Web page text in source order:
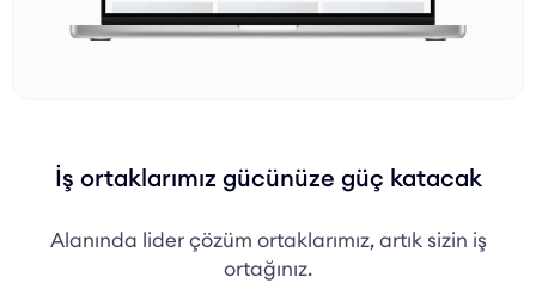
İş ortaklarımız gücünüze güç katacak
Alanında lider çözüm ortaklarımız, artık sizin iş
ortağınız.